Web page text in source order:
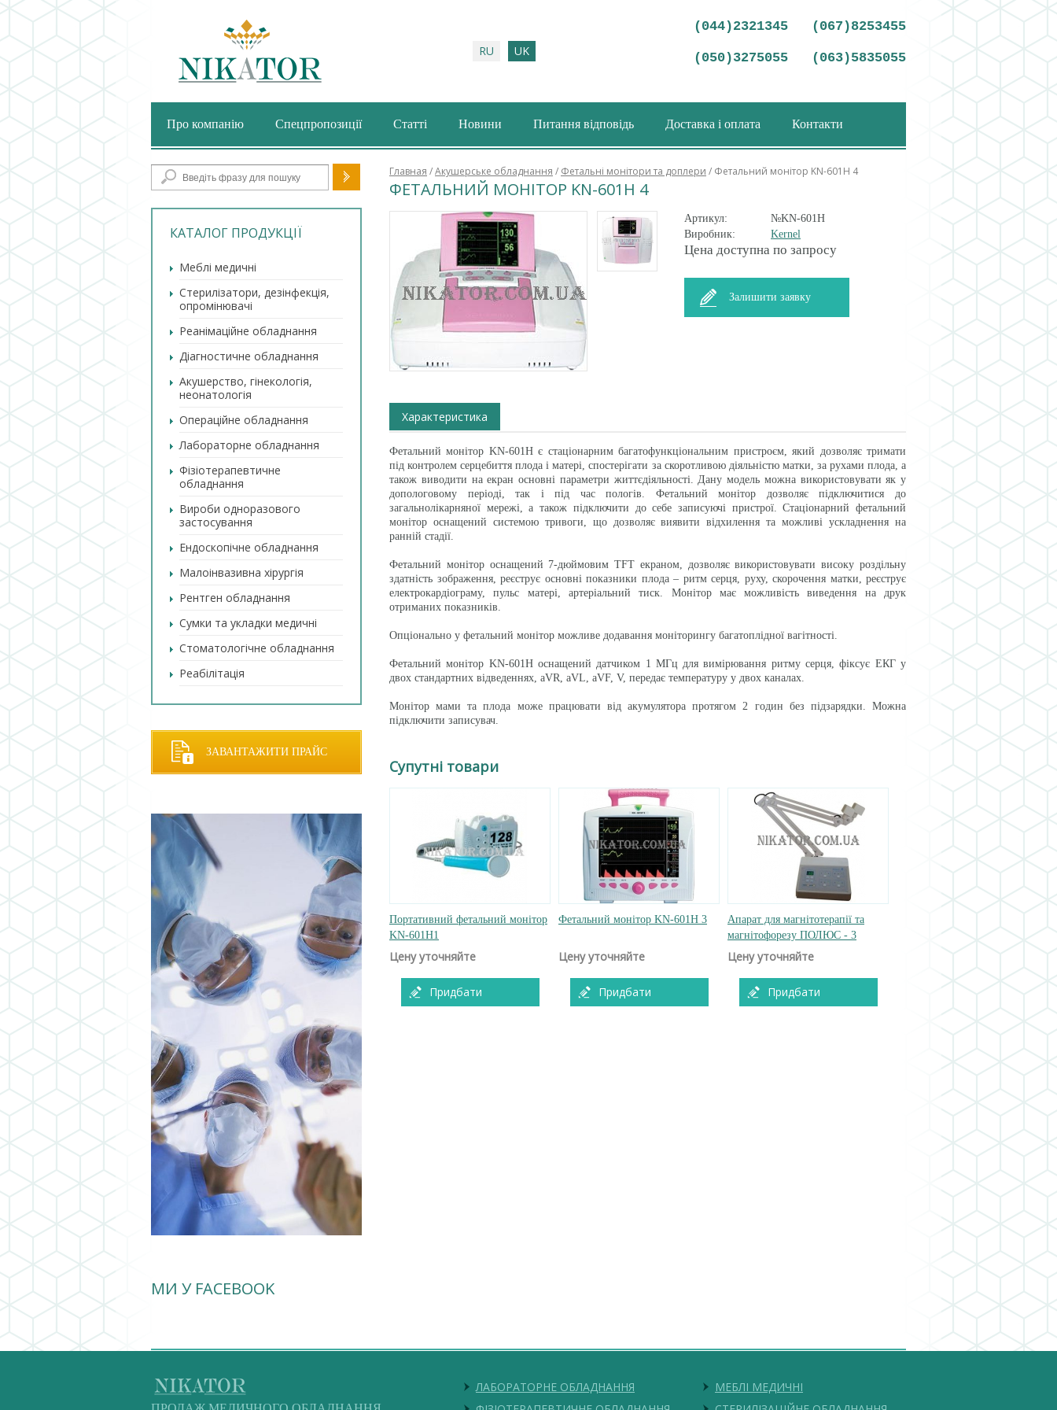
RU UK
(044)2321345 (067)8253455
(050)3275055 (063)5835055
Про компанію Спецпропозиції Статті Новини Питання відповідь Доставка і оплата Контакти
Главная /Акушерське обладнання / Фетальні монітори та доплери / Фетальний монітор KN-601H 4
ФЕТАЛЬНИЙ МОНІТОР KN-601H 4
Артикул:
№KN-601H
Виробник:
Kernel
Цена доступна по запросу
Залишити заявку
Характеристика
Фетальний монітор KN-601H є стаціонарним багатофункціональним пристроєм, який дозволяє тримати
під контролем серцебиття плода і матері, спостерігати за скоротливою діяльністю матки, за рухами плода, а
також виводити на екран основні параметри життєдіяльності. Дану модель можна використовувати як у
допологовому періоді, так і під час пологів. Фетальний монітор дозволяє підключитися до
загальнолікарняної мережі, а також підключити до себе записуючі пристрої. Стаціонарний фетальний
монітор оснащений системою тривоги, що дозволяє виявити відхилення та можливі ускладнення на
ранній стадії.
Фетальний монітор оснащений 7-дюймовим TFT екраном, дозволяє використовувати високу роздільну
здатність зображення, реєструє основні показники плода – ритм серця, руху, скорочення матки, реєструє
електрокардіограму, пульс матері, артеріальний тиск. Монітор має можливість виведення на друк
отриманих показників.
Опціонально у фетальний монітор можливе додавання моніторингу багатоплідної вагітності.
Фетальний монітор KN-601H оснащений датчиком 1 МГц для вимірювання ритму серця, фіксує ЕКГ у
двох стандартних відведеннях, aVR, aVL, aVF, V, передає температуру у двох каналах.
Монітор мами та плода може працювати від акумулятора протягом 2 годин без підзарядки. Можна
підключити записувач.
Супутні товари
Портативний фетальний монітор
KN-601H1
Цену уточняйте
Придбати
Фетальний монітор KN-601H 3
Цену уточняйте
Придбати
Апарат для магнітотерапії та
магнітофорезу ПОЛЮС - 3
Цену уточняйте
Придбати
Пошукова форма
КАТАЛОГ ПРОДУКЦІЇ
Меблі медичні
Стерилізатори, дезінфекція,
опромінювачі
Реанімаційне обладнання
Діагностичне обладнання
Акушерство, гінекологія,
неонатологія
Операційне обладнання
Лабораторне обладнання
Фізіотерапевтичне
обладнання
Вироби одноразового
застосування
Ендоскопічне обладнання
Малоінвазивна хірургія
Рентген обладнання
Сумки та укладки медичні
Стоматологічне обладнання
Реабілітація
ЗАВАНТАЖИТИ ПРАЙС
МИ У FACEBOOK
ЛАБОРАТОРНЕ ОБЛАДНАННЯ
МЕБЛІ МЕДИЧНІ